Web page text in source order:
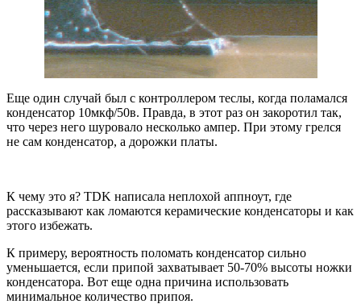
Еще один случай был с контроллером теслы, когда поламался
конденсатор 10мкф/50в. Правда, в этот раз он закоротил так,
что через него шуровало несколько ампер. При этому грелся
не сам конденсатор, а дорожки платы.
К чему это я? TDK написала неплохой аппноут, где
рассказывают как ломаются керамические конденсаторы и как
этого избежать.
К примеру, вероятность поломать конденсатор сильно
уменьшается, если припой захватывает 50-70% высоты ножки
конденсатора. Вот еще одна причина использовать
минимальное количество припоя.